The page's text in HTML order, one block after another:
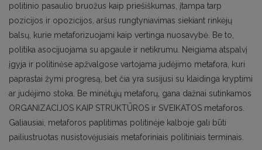
politinio pasaulio bruožus kaip priešiškumas, įtampa tarp
pozicijos ir opozicijos, aršus rungtyniavimas siekiant rinkėjų
balsų, kurie metaforizuojami kaip vertinga nuosavybė. Be to,
politika asocijuojama su apgaule ir netikrumu. Neigiama atspalvį
įgyja ir politinėse apžvalgose vartojama judėjimo metafora, kuri
paprastai žymi progresą, bet čia yra susijusi su klaidinga kryptimi
ar judėjimo stoka. Be minėtųjų metaforų, gana dažnai sutinkamos
ORGANIZACIJOS KAIP STRUKTŪROS ir SVEIKATOS metaforos.
Galiausiai, metaforos paplitimas politinėje kalboje gali būti
pailiustruotas nusistovėjusiais metaforiniais politiniais terminais.